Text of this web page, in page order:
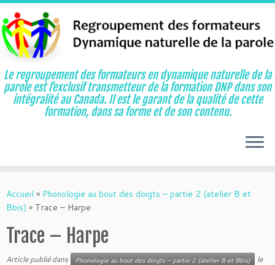
au
contenu
Le regroupement des formateurs en dynamique naturelle de la
parole est l’exclusif transmetteur de la formation DNP dans son
intégralité au Canada. Il est le garant de la qualité de cette
formation, dans sa forme et de son contenu.
Accueil » Phonologie au bout des doigts – partie 2 (atelier B et
Bbis) » Trace – Harpe
Trace – Harpe
Article publié dans Phonologie au bout des doigts – partie 2 (atelier B et Bbis)
le